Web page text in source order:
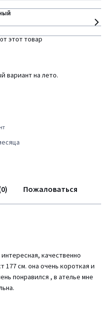
этот товар
вариант на лето.
Пожаловаться
качественно
см. она очень короткая и
понравился , в ателье мне